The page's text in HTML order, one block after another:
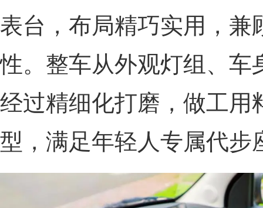
表台，布局精巧实用，兼
性。整车从外观灯组、车
经过精细化打磨，做工用
型，满足年轻人专属代步